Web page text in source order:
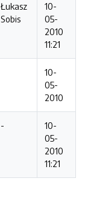
Łukasz
Sobis
10-
05-
2010
11:21
10-
05-
2010
-
10-
05-
2010
11:21